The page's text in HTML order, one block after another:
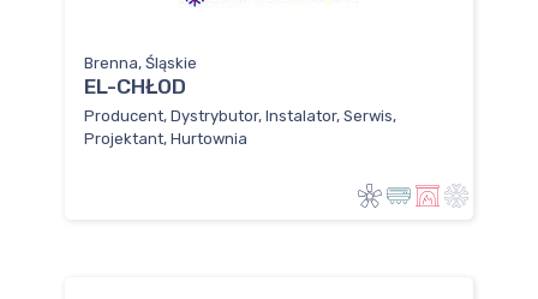
Brenna, Śląskie
EL-CHŁOD
Producent, Dystrybutor, Instalator, Serwis,
Projektant, Hurtownia